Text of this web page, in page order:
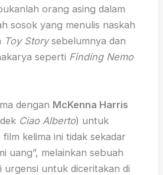
orang asing dalam
sosok yang menulis naskah
Toy Storysebelumnya dan
seperti Finding Nemo
dengan McKenna Harris
Ciao Alberto) untuk
kelima ini tidak sekadar
uang”, melainkan sebuah
urgensi untuk diceritakan di